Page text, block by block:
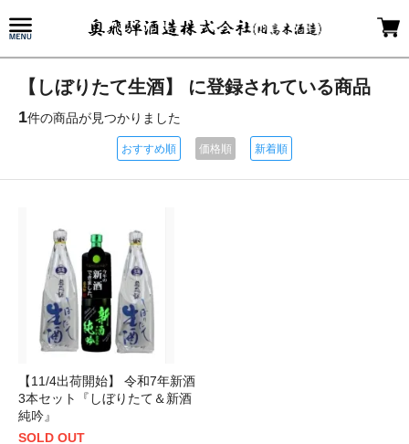
【しぼりたて生酒】 に登録されている商品
1件の商品が見つかりました
おすすめ順 価格順 新着順
【11/4出荷開始】 令和7年新酒
3本セット『しぼりたて＆新酒
純吟』
SOLD OUT